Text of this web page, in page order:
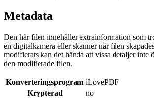
Metadata
Den här filen innehåller extrainformation som
en digitalkamera eller skanner när filen
modifierats kan det hända att vissa detaljer inte
den modifierade filen.
Konverteringsprogram iLovePDF
Krypterad
no